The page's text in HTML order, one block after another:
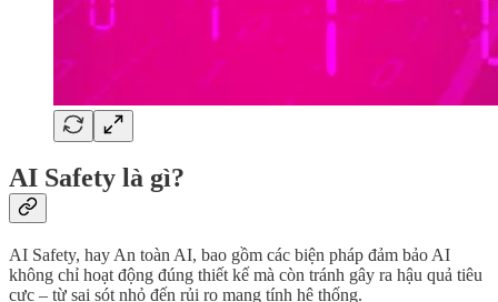
AI Safety là gì?
AI Safety, hay An toàn AI, bao gồm các biện pháp đảm bảo AI
không chỉ hoạt động đúng thiết kế mà còn tránh gây ra hậu quả tiêu
cực – từ sai sót nhỏ đến rủi ro mang tính hệ thống.